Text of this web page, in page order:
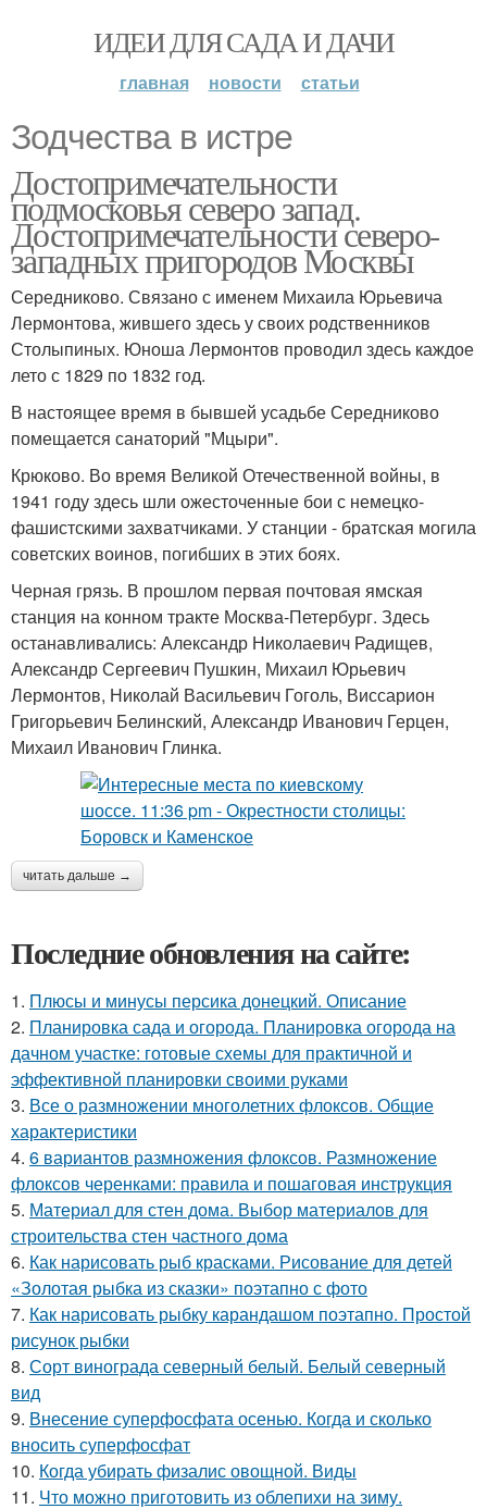
ИДЕИ ДЛЯ САДА И ДАЧИ
главная новости статьи
Зодчества в истре
Достопримечательности
подмосковья северо запад.
Достопримечательности северо-
западных пригородов Москвы
Середниково. Связано с именем Михаила Юрьевича
Лермонтова, жившего здесь у своих родственников
Столыпиных. Юноша Лермонтов проводил здесь каждое
лето с 1829 по 1832 год.
В настоящее время в бывшей усадьбе Середниково
помещается санаторий "Мцыри".
Крюково. Во время Великой Отечественной войны, в
1941 году здесь шли ожесточенные бои с немецко-
фашистскими захватчиками. У станции - братская могила
советских воинов, погибших в этих боях.
Черная грязь. В прошлом первая почтовая ямская
станция на конном тракте Москва-Петербург. Здесь
останавливались: Александр Николаевич Радищев,
Александр Сергеевич Пушкин, Михаил Юрьевич
Лермонтов, Николай Васильевич Гоголь, Виссарион
Григорьевич Белинский, Александр Иванович Герцен,
Михаил Иванович Глинка.
читать дальше →
Последние обновления на сайте:
1. Плюсы и минусы персика донецкий. Описание
2. Планировка сада и огорода. Планировка огорода на
дачном участке: готовые схемы для практичной и
эффективной планировки своими руками
3. Все о размножении многолетних флоксов. Общие
характеристики
4. 6 вариантов размножения флоксов. Размножение
флоксов черенками: правила и пошаговая инструкция
5. Материал для стен дома. Выбор материалов для
строительства стен частного дома
6. Как нарисовать рыб красками. Рисование для детей
«Золотая рыбка из сказки» поэтапно с фото
7. Как нарисовать рыбку карандашом поэтапно. Простой
рисунок рыбки
8. Сорт винограда северный белый. Белый северный
вид
9. Внесение суперфосфата осенью. Когда и сколько
вносить суперфосфат
10. Когда убирать физалис овощной. Виды
11. Что можно приготовить из облепихи на зиму.